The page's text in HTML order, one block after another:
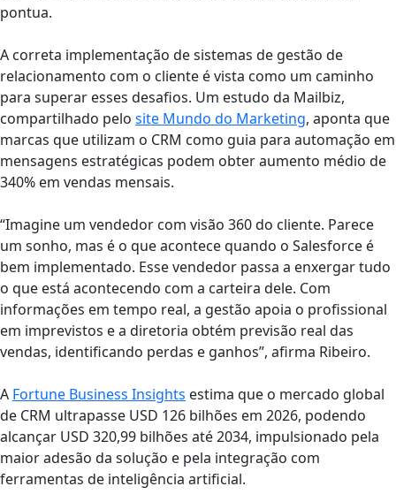
pontua.
A correta implementação de sistemas de gestão de
relacionamento com o cliente é vista como um caminho
para superar esses desafios. Um estudo da Mailbiz,
compartilhado pelo site Mundo do Marketing, aponta que
marcas que utilizam o CRM como guia para automação em
mensagens estratégicas podem obter aumento médio de
340% em vendas mensais.
“Imagine um vendedor com visão 360 do cliente. Parece
um sonho, mas é o que acontece quando o Salesforce é
bem implementado. Esse vendedor passa a enxergar tudo
o que está acontecendo com a carteira dele. Com
informações em tempo real, a gestão apoia o profissional
em imprevistos e a diretoria obtém previsão real das
vendas, identificando perdas e ganhos”, afirma Ribeiro.
A Fortune Business Insights estima que o mercado global
de CRM ultrapasse USD 126 bilhões em 2026, podendo
alcançar USD 320,99 bilhões até 2034, impulsionado pela
maior adesão da solução e pela integração com
ferramentas de inteligência artificial.